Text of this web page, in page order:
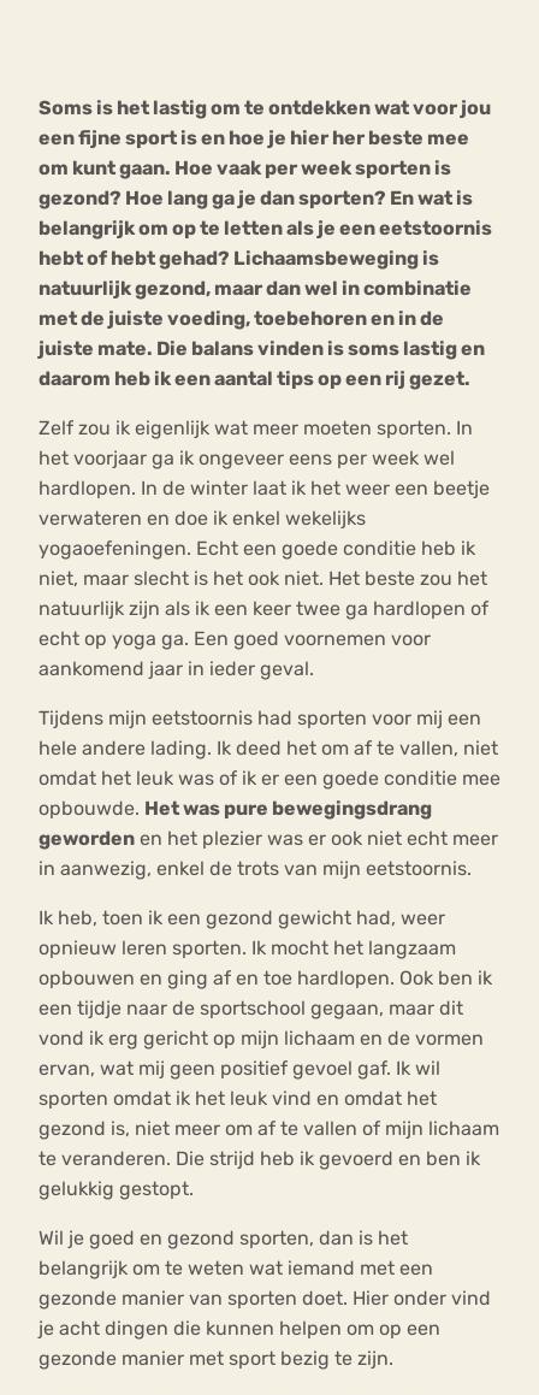
Soms is het lastig om te ontdekken wat voor jou
een fijne sport is en hoe je hier her beste mee
om kunt gaan. Hoe vaak per week sporten is
gezond? Hoe lang ga je dan sporten? En wat is
belangrijk om op te letten als je een eetstoornis
hebt of hebt gehad? Lichaamsbeweging is
natuurlijk gezond, maar dan wel in combinatie
met de juiste voeding, toebehoren en in de
juiste mate. Die balans vinden is soms lastig en
daarom heb ik een aantal tips op een rij gezet.
Zelf zou ik eigenlijk wat meer moeten sporten. In
het voorjaar ga ik ongeveer eens per week wel
hardlopen. In de winter laat ik het weer een beetje
verwateren en doe ik enkel wekelijks
yogaoefeningen. Echt een goede conditie heb ik
niet, maar slecht is het ook niet. Het beste zou het
natuurlijk zijn als ik een keer twee ga hardlopen of
echt op yoga ga. Een goed voornemen voor
aankomend jaar in ieder geval.
Tijdens mijn eetstoornis had sporten voor mij een
hele andere lading. Ik deed het om af te vallen, niet
omdat het leuk was of ik er een goede conditie mee
opbouwde. Het was pure bewegingsdrang
geworden en het plezier was er ook niet echt meer
in aanwezig, enkel de trots van mijn eetstoornis.
Ik heb, toen ik een gezond gewicht had, weer
opnieuw leren sporten. Ik mocht het langzaam
opbouwen en ging af en toe hardlopen. Ook ben ik
een tijdje naar de sportschool gegaan, maar dit
vond ik erg gericht op mijn lichaam en de vormen
ervan, wat mij geen positief gevoel gaf. Ik wil
sporten omdat ik het leuk vind en omdat het
gezond is, niet meer om af te vallen of mijn lichaam
te veranderen. Die strijd heb ik gevoerd en ben ik
gelukkig gestopt.
Wil je goed en gezond sporten, dan is het
belangrijk om te weten wat iemand met een
gezonde manier van sporten doet. Hier onder vind
je acht dingen die kunnen helpen om op een
gezonde manier met sport bezig te zijn.
Forum
mia
Nerv
osa
Eetstoornis Anorexia Nervosa
Eetbuien Piekeren Sport
Trauma
Orthorexia
Afvallen Angst